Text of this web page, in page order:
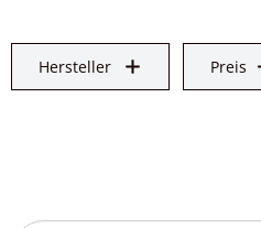
Hersteller Preis